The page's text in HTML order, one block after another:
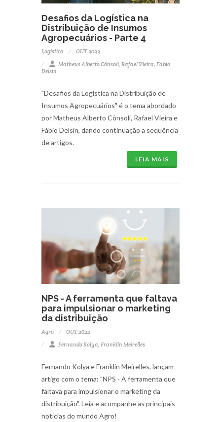
Desafios da Logística na
Distribuição de Insumos
Agropecuários - Parte 4
Logística
OUT 2022
Matheus Alberto Cônsoli, Rafael Vieira, Fábio
Delsin
"Desafios da Logística na Distribuição de
Insumos Agropecuários" é o tema abordado
por Matheus Alberto Cônsoli, Rafael Vieira e
Fábio Delsin, dando continuação a sequência
de artigos.
LEIA MAIS
NPS - A ferramenta que faltava
para impulsionar o marketing
da distribuição
Agro
OUT 2022
Fernando Kolya, Franklin Meirelles
Fernando Kolya e Franklin Meirelles, lançam
artigo com o tema: "NPS - A ferramenta que
faltava para impulsionar o marketing da
distribuição". Leia e acompanhe as principais
notícias do mundo Agro!